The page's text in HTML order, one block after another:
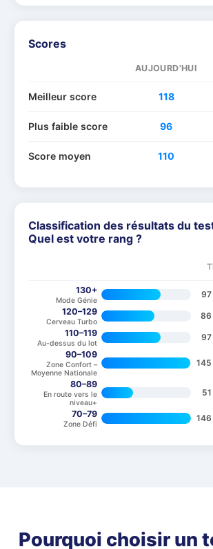
Scores
AUJOURD'HUI
Meilleur score 118
Plus faible score 96
Score moyen 110
Classification des résultats du
Quel est votre rang ?
130+
Mode Génie
97
120–129
Cerveau Turbo
86
110–119
Au-dessus du lot
97
90–109
Zone Confort –
Moyenne Nationale
145
80–89
En route vers le
niveau+
51
70–79
Zone Défi
146
Pourquoi choisir un